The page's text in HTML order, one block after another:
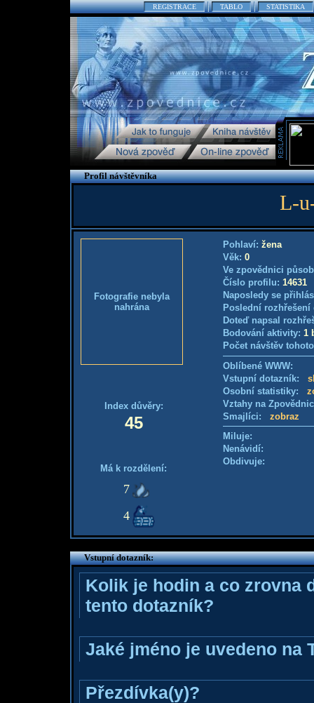
REGISTRACE TABLO STATISTIKA
Profil návštěvníka
L-
Fotografie nebyla
nahrána
Index důvěry:
45
Má k rozdělení:
7
4
Pohlaví: žena
Věk: 0
Ve zpovědnici
Číslo profilu: 14631
Naposledy se
Poslední
Doteď napsal
Bodování aktivity: 1
Počet návštěv
Oblíbené WWW:
Vstupní dotazník:
Osobní statistiky:
Vztahy na
Smajlíci: zobraz
Miluje:
Nenávidí:
Obdivuje:
Vstupní dotazník:
Kolik je hodin a co zrovna
tento dotazník?
Jaké jméno je uvedeno na
Přezdívka(y)?